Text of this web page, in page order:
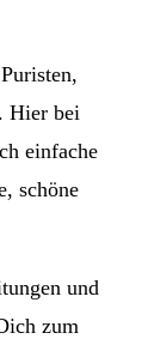
Hier bei
einfache
schöne
und
zum